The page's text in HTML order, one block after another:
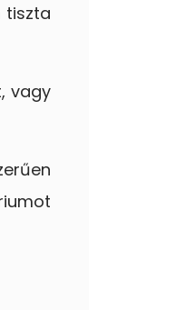
tiszta
vagy